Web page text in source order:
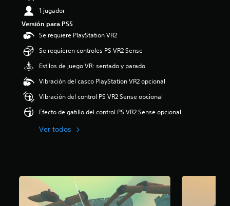
1 jugador
Versión para PS5
Se requiere PlayStation VR2
Se requieren controles PS VR2 Sense
Estilos de juego VR: sentado y parado
Vibración del casco PlayStation VR2 opcional
Vibración del control PS VR2 Sense opcional
Efecto de gatillo del control PS VR2 Sense opcional
Ver todos